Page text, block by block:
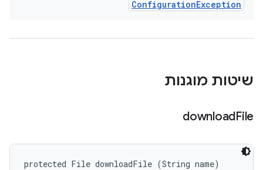
ConfigurationException
שיטות מוגנות
downloadFile
protected File downloadFile (String name)